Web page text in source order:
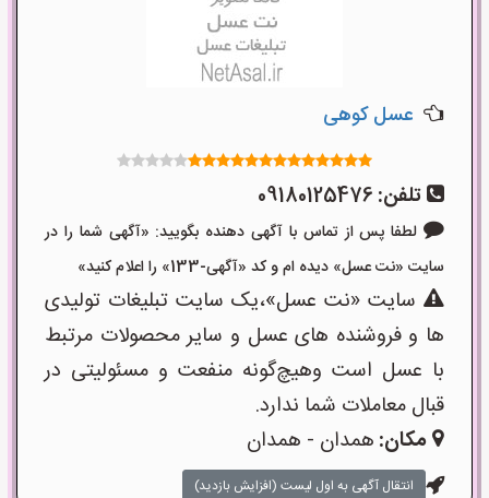
عسل کوهی
تلفن: 09180125476
لطفا پس از تماس با آگهی دهنده بگویید: «آگهی شما را در
سایت «نت عسل» دیده ام و کد «آگهی-133» را اعلام کنید»
سایت «نت عسل»،یک سایت تبلیغات تولیدی
ها و فروشنده های عسل و سایر محصولات مرتبط
با عسل است وهیچ‌گونه منفعت و مسئولیتی در
قبال معاملات شما ندارد.
مکان: همدان - همدان
انتقال آگهی به اول لیست (افزایش بازدید)